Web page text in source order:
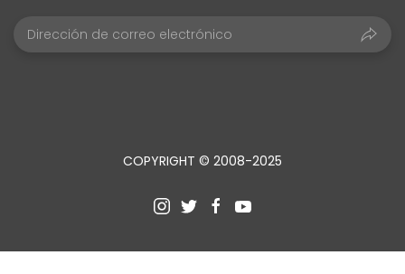
COPYRIGHT © 2008-2025